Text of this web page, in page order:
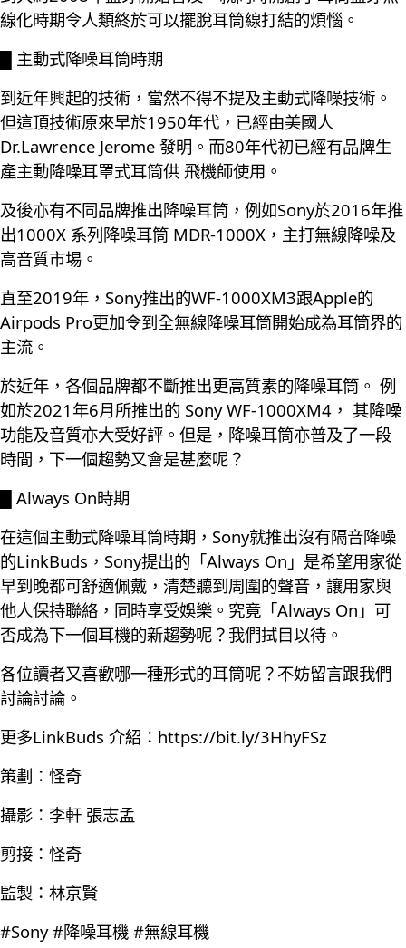
線化時期令人類終於可以擺脫耳筒線打結的煩惱。
█ 主動式降噪耳筒時期
到近年興起的技術，當然不得不提及主動式降噪技術。
但這頂技術原來早於1950年代，已經由美國人
Dr.Lawrence Jerome 發明。而80年代初已經有品牌生
產主動降噪耳罩式耳筒供 飛機師使用。
及後亦有不同品牌推出降噪耳筒，例如Sony於2016年推
出1000X 系列降噪耳筒 MDR-1000X，主打無線降噪及
高音質市埸。
直至2019年，Sony推出的WF-1000XM3跟Apple的
Airpods Pro更加令到全無線降噪耳筒開始成為耳筒界的
主流。
於近年，各個品牌都不斷推出更高質素的降噪耳筒。 例
如於2021年6月所推出的 Sony WF-1000XM4， 其降噪
功能及音質亦大受好評。但是，降噪耳筒亦普及了一段
時間，下一個趨勢又會是甚麼呢？
█ Always On時期
在這個主動式降噪耳筒時期，Sony就推出沒有隔音降噪
的LinkBuds，Sony提出的「Always On」是希望用家從
早到晚都可舒適佩戴，清楚聽到周圍的聲音，讓用家與
他人保持聯絡，同時享受娛樂。究竟「Always On」可
否成為下一個耳機的新趨勢呢？我們拭目以待。
各位讀者又喜歡哪一種形式的耳筒呢？不妨留言跟我們
討論討論。
更多LinkBuds 介紹： https://bit.ly/3HhyFSz
策劃：怪奇
攝影：李軒 張志孟
剪接：怪奇
監製：林京賢
#Sony #降噪耳機 #無線耳機